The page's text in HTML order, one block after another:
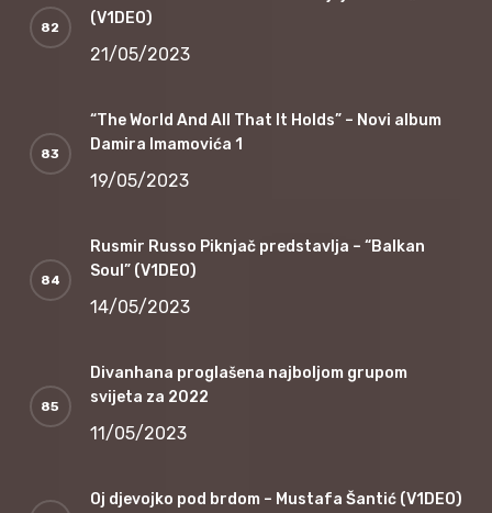
(V1DEO)
21/05/2023
“The World And All That It Holds” – Novi album
Damira Imamovića 1
19/05/2023
Rusmir Russo Piknjač predstavlja – “Balkan
Soul” (V1DEO)
14/05/2023
Divanhana proglašena najboljom grupom
svijeta za 2022
11/05/2023
Oj djevojko pod brdom – Mustafa Šantić (V1DEO)